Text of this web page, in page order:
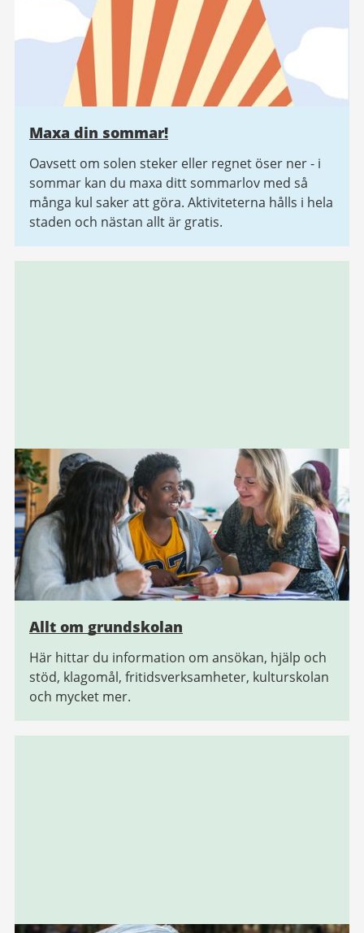
Maxa din sommar!
Oavsett om solen steker eller regnet öser ner - i
sommar kan du maxa ditt sommarlov med så
många kul saker att göra. Aktiviteterna hålls i hela
staden och nästan allt är gratis.
Allt om grundskolan
Här hittar du information om ansökan, hjälp och
stöd, klagomål, fritidsverksamheter, kulturskolan
och mycket mer.